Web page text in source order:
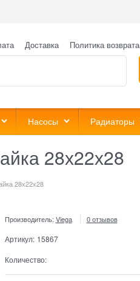
Доставка Политика возврата
Насосы Радиаторы
28х22х28
28х22х28
Производитель: Viega 0 отзывов
Артикул: 15867
Количество: